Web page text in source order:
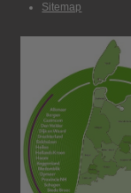
Sitemap